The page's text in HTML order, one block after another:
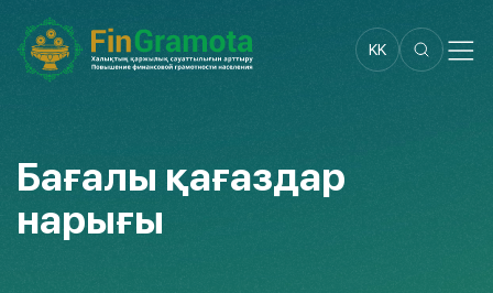
KK
Бағалы қағаздар
нарығы